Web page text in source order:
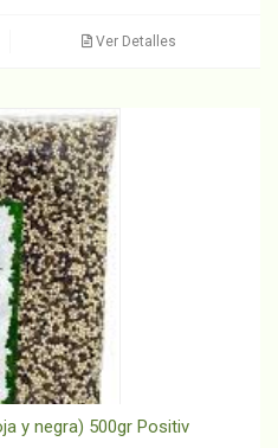
Ver Detalles
y negra) 500gr Positiv